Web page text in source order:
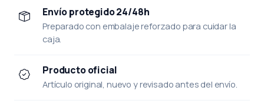
Envío protegido 24/48h
Preparado con embalaje reforzado para cuidar la
caja.
Producto oficial
Artículo original, nuevo y revisado antes del envío.